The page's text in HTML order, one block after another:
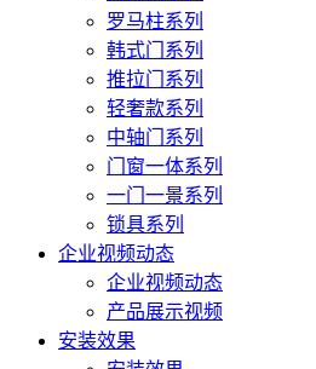
罗马柱系列
韩式门系列
推拉门系列
轻奢款系列
中轴门系列
门窗一体系列
一门一景系列
锁具系列
企业视频动态
企业视频动态
产品展示视频
安装效果